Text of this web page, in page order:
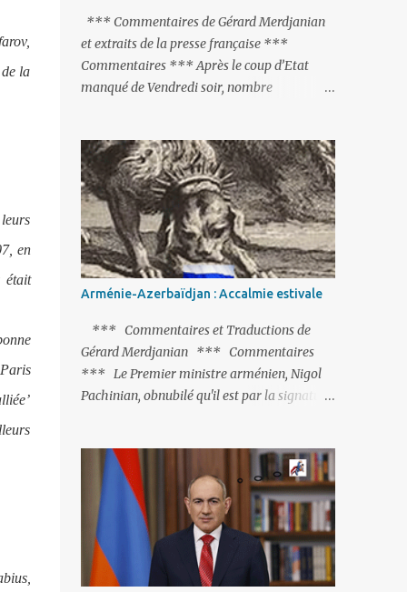
la
en
était
*** Commentaires de Gérard Merdjanian
et extraits de la presse française ***
Commentaires *** Après le coup d’Etat
manqué de Vendredi soir, nombre
monde condamne le coup d’Etat mené par
une partie de l’armée et trouve normal que
les putschistes soient jugés. Mais là où le bât
blesse, c’est sur les actions menées par le
président Erdoğan, et pour certains sur la
réalisation du putsch lui-même.
Arménie-Azerbaïdjan : Accalmie estivale
*** Commentaires et Traductions de
Gérard Merdjanian *** Commentaires
*** Le Premier ministre arménien, Nigol
Pachinian, obnubilé qu'il est par la signature
fort avisé de lire les fables de Jean de La
Fontaine et plus particulièrement, « Le
Chien qui lâche sa proie pour l'ombre ».
C'est hélas fort peu probable ; l'Histoire ou la
Littérature ne sont pas ses points forts, pas
plus d'ailleurs que les négociations avec le